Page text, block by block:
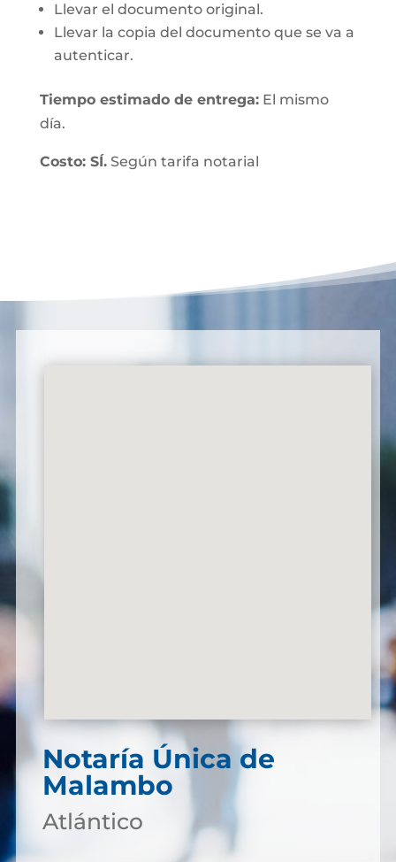
Llevar el documento original.
Llevar la copia del documento que se va a
autenticar.
Tiempo estimado de entrega:El mismo
día.
Costo: SÍ.Según tarifa notarial
Notaría Única de
Malambo
Atlántico